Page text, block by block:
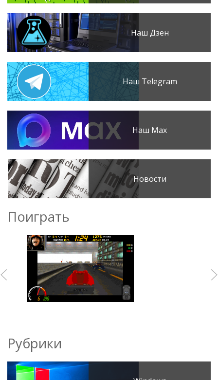
Наш Дзен
Наш Telegram
Наш Max
Новости
Поиграть
Рубрики